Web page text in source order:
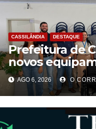
CASSILÂNDIA DESTAQUE
Prefeitura de
novos
fortalecer
municipal de
AGO 6, 2026 O